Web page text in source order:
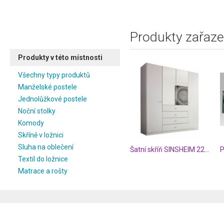
Produkty v této místnosti
Všechny typy produktů
Manželské postele
Jednolůžkové postele
Noční stolky
Komody
Skříně v ložnici
Sluha na oblečení
Textil do ložnice
Matrace a rošty
Produkty